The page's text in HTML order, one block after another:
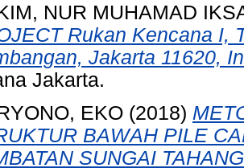
NUR MUHAMAD
Rukan Kencana I,
Jakarta 11620,
Jakarta.
EKO (2018)
BAWAH PILE
SUNGAI